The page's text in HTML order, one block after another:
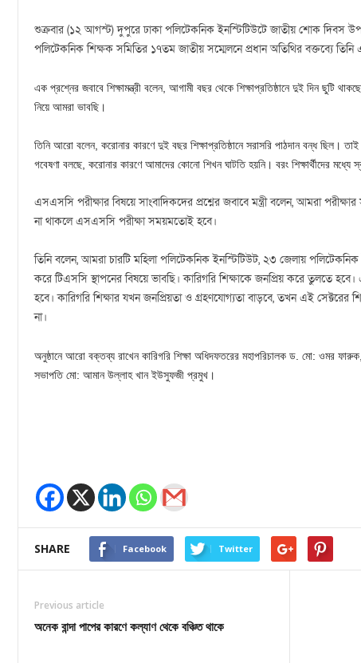
শুক্রবার (১২ আগস্ট) দুপুরে ঢাকা পলিটেকনিক ইনস্টিটিউটে জাতীয় শোক দিবস
পলিটেকনিক শিক্ষক সমিতির ১৭তম জাতীয় সম্মেলনে প্রধান অতিথির বক্তব্যে
এক প্রশ্নের জবাবে শিক্ষামন্ত্রী বলেন, আগামী বছর থেকে শিক্ষাপ্রতিষ্ঠানে দুই দিন ছুটি
নিয়ে আমরা ভাবছি।
তিনি আরো বলেন, করোনার কারণে দুই বছর শিক্ষাপ্রতিষ্ঠানে সরাসরি পাঠদান বন্ধ ছিল।
গবেষণা বলছে, করোনার কারণে আমাদের কোনো শিখন ঘাটতি হয়নি। বরং শিক্ষার্থীদের মধ্যে
এসএসসি পরীক্ষার বিষয়ে সাংবাদিকদের প্রশ্নের জবাবে মন্ত্রী বলেন, আমরা
না থাকলে এসএসসি পরীক্ষা সময়মতোই হবে।
তিনি বলেন, আমরা চারটি মহিলা পলিটেকনিক ইনস্টিটিউট, ২৩ জেলায়
করে টিএসসি স্থাপনের বিষয়ে ভাবছি। কারিগরি শিক্ষাকে জনপ্রিয় করে তুলতে হবে।
হবে। কারিগরি শিক্ষার যখন জনপ্রিয়তা ও গ্রহণযোগ্যতা বাড়বে, তখন এই সেক্টরের
না।
অনুষ্ঠানে আরো বক্তব্য রাখেন কারিগরি শিক্ষা অধিদফতরের মহাপরিচালক ড. মো: ওমর
সভাপতি মো: আমান উল্লাহ খান ইউসুফজী প্রমুখ।
SHARE Facebook Twitter
Previous article
অনেক বান্দা পাপের কারণে কল্যাণ থেকে বঞ্চিত থাকে